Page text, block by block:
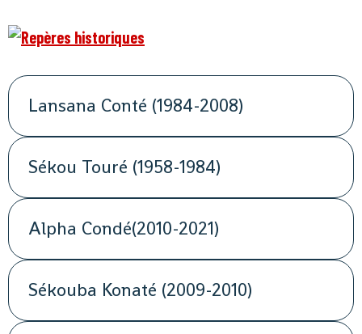
Lansana Conté (1984-2008)
Sékou Touré (1958-1984)
Alpha Condé(2010-2021)
Sékouba Konaté (2009-2010)